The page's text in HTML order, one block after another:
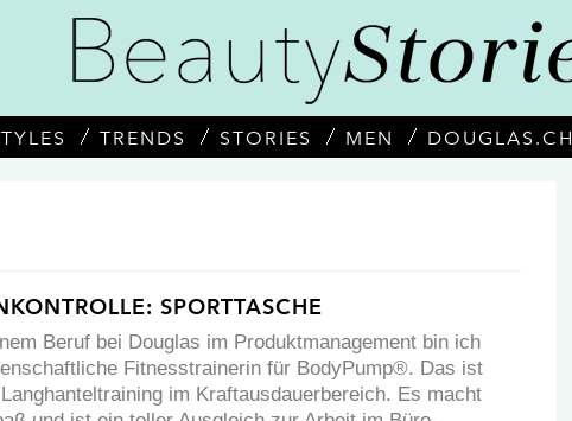
TRENDS STORIES MEN DOUGLAS.CH
SPORTTASCHE
Beruf bei Douglas im Produktmanagement bin ich
Fitnesstrainerin für BodyPump®. Das ist
im Kraftausdauerbereich. Es macht